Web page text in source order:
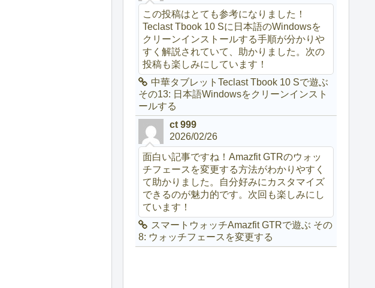
この投稿はとても参考になりました！
Teclast Tbook 10 Sに日本語のWindowsを
クリーンインストールする手順が分かりや
すく解説されていて、助かりました。次の
投稿も楽しみにしています！
中華タブレットTeclast Tbook 10 Sで遊ぶ
その13: 日本語Windowsをクリーンインスト
ールする
ct 999
2026/02/26
面白い記事ですね！Amazfit GTRのウォッ
チフェースを変更する方法がわかりやすく
て助かりました。自分好みにカスタマイズ
できるのが魅力的です。次回も楽しみにし
ています！
スマートウォッチAmazfit GTRで遊ぶ その
8: ウォッチフェースを変更する